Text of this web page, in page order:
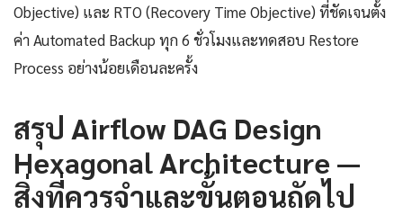
Objective) และ RTO (Recovery Time Objective) ที่ชัดเจนตั้ง
ค่า Automated Backup ทุก 6 ชั่วโมงและทดสอบ Restore
Process อย่างน้อยเดือนละครั้ง
สรุป Airflow DAG Design
Hexagonal Architecture —
สิ่งที่ควรจำและขั้นตอนถัดไป